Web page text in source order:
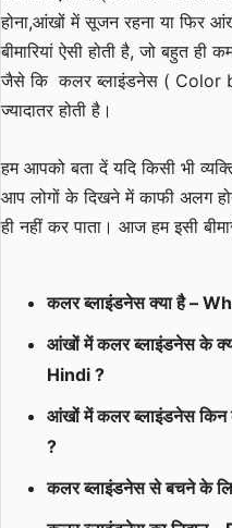
होना,आंखों में सूजन रहना या फिर
बीमारियां ऐसी होती है, जो बहुत ही
जैसे कि कलर ब्लाइंडनेस ( Color
ज्यादातर होती है।
हम आपको बता दें यदि किसी भी
आप लोगों के दिखने में काफी अलग
ही नहीं कर पाता। आज हम इसी
कलर ब्लाइंडनेस क्या है –
आंखों में कलर ब्लाइंडनेस के
Hindi ?
आंखों में कलर ब्लाइंडनेस
?
कलर ब्लाइंडनेस से बचने के